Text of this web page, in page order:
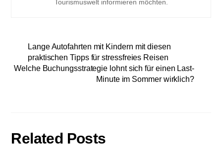
Tourismuswelt informieren möchten.
Lange Autofahrten mit Kindern mit diesen
praktischen Tipps für stressfreies Reisen
Welche Buchungsstrategie lohnt sich für einen Last-
Minute im Sommer wirklich?
Related Posts